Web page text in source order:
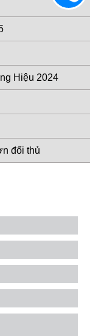
Hiệu 2024
đối thủ
633